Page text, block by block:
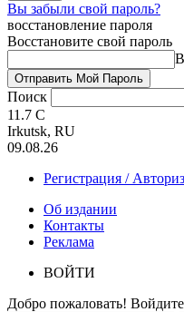
Вы забыли свой пароль?
восстановление пароля
Восстановите свой пароль
Поиск
11.7 C
Irkutsk, RU
09.08.26
Регистрация /
Об издании
Контакты
Реклама
ВОЙТИ
Добро пожаловать!